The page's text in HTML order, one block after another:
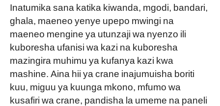
Inatumika sana katika kiwanda, mgodi, bandari,
ghala, maeneo yenye upepo mwingi na
maeneo mengine ya utunzaji wa nyenzo ili
kuboresha ufanisi wa kazi na kuboresha
mazingira muhimu ya kufanya kazi kwa
mashine. Aina hii ya crane inajumuisha boriti
kuu, miguu ya kuunga mkono, mfumo wa
kusafiri wa crane, pandisha la umeme na paneli